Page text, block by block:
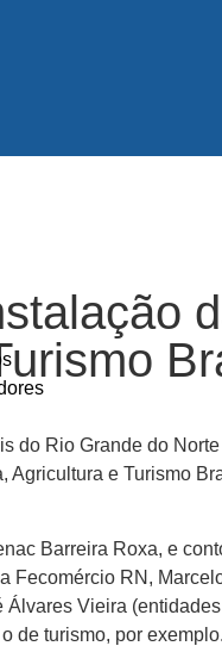
do Rio Grande do
e Turismo
Barreira Roxa, e
Fecomércio RN,
Vieira
de turismo, por exemplo.